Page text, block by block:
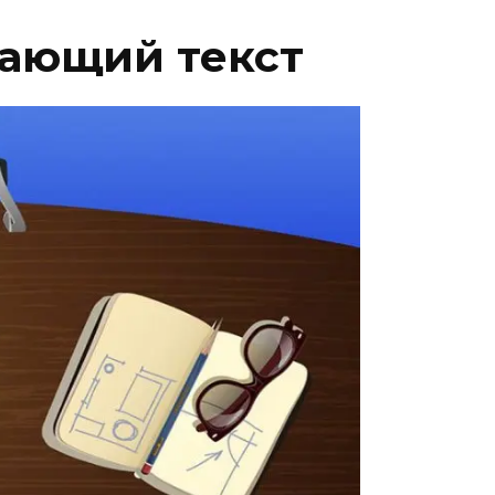
текст